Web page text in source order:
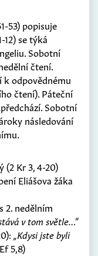
53) popisuje
12) se týká
Sobotní
čtení.
k odpovědnému
čtení). Páteční
Sobotní
následování
(2 Kr 3, 4-20)
Eliášova žáka
2. nedělním
v tom světle…“
„Kdysi jste byli
5,8)